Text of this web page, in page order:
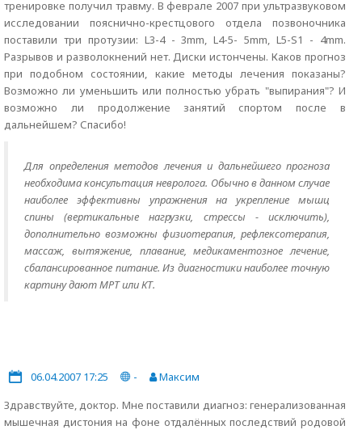
тренировке получил травму. В феврале 2007 при ультразвуковом
исследовании пояснично-крестцового отдела позвоночника
поставили три протузии: L3-4 - 3mm, L4-5- 5mm, L5-S1 - 4mm.
Разрывов и разволокнений нет. Диски истончены. Каков прогноз
при подобном состоянии, какие методы лечения показаны?
Возможно ли уменьшить или полностью убрать "выпирания"? И
возможно ли продолжение занятий спортом после в
дальнейшем? Спасибо!
Для определения методов лечения и дальнейшего прогноза
необходима консультация невролога. Обычно в данном случае
наиболее эффективны упражнения на укрепление мышц
спины (вертикальные нагрузки, стрессы - исключить),
дополнительно возможны физиотерапия, рефлексотерапия,
массаж, вытяжение, плавание, медикаментозное лечение,
сбалансированное питание. Из диагностики наиболее точную
картину дают МРТ или КТ.
06.04.2007 17:25 -
Максим
Здравствуйте, доктор. Мне поставили диагноз: генерализованная
мышечная дистония на фоне отдалённых последствий родовой